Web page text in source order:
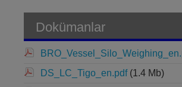
Dokümanlar
DS_LC_Tigo_en.pdf(1.4 Mb)